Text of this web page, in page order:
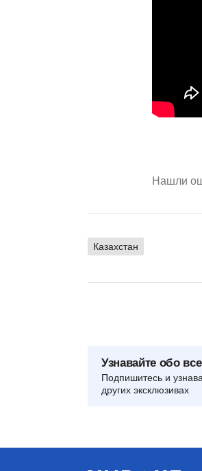
Нашли
Казахстан
Узнавайте обо
Подпишитесь и
других эксклюзивах